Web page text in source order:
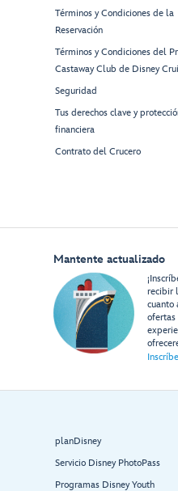
Términos y Condiciones de la
Reservación
Términos y Condiciones del
Castaway Club de Disney
Seguridad
Tus derechos clave y
financiera
Contrato del Crucero
Mantente actualizado
recibir
cuanto
ofertas
planDisney
Servicio Disney PhotoPass
Programas Disney Youth